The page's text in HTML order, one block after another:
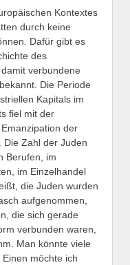
Kontextes
durch keine
Dafür gibt es
des
verbundene
Die Periode
Kapitals im
fiel mit der
der
Die Zahl der Juden
Berufen, im
im Einzelhandel
die Juden wurden
aufgenommen,
die sich gerade
verbunden waren,
Man könnte viele
möchte ich